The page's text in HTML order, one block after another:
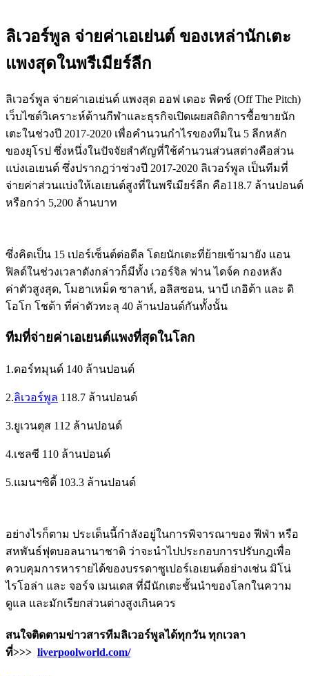
ลิเวอร์พูล จ่ายค่าเอเย่นต์ ของเหล่านักเตะ
แพงสุดในพรีเมียร์ลีก
ลิเวอร์พูล จ่ายค่าเอเย่นต์ แพงสุด ออฟ เดอะ พิตช์ (Off The Pitch)
เว็บไซต์วิเคราะห์ด้านกีฬาและธุรกิจเปิดเผยสถิติการซื้อขายนัก
เตะในช่วงปี 2017-2020 เพื่อคำนวนกำไรของทีมใน 5 ลีกหลัก
ของยุโรป ซึ่งหนึ่งในปัจจัยสำคัญที่ใช้คำนวนส่วนสต่างคือส่วน
แบ่งเอเยนต์ ซึ่งปรากฎว่าช่วงปี 2017-2020 ลิเวอร์พูล เป็นทีมที่
จ่ายค่าส่วนแบ่งให้เอเยนต์สูงที่ในพรีเมียร์ลีก คือ118.7 ล้านปอนด์
หรือกว่า 5,200 ล้านบาท
ซึ่งคิดเป็น 15 เปอร์เซ็นต์ต่อดีล โดยนักเตะที่ย้ายเข้ามายัง แอน
ฟิลด์ในช่วงเวลาดังกล่าวก็มีทั้ง เวอร์จิล ฟาน ไดจ์ค กองหลัง
ค่าตัวสูงสุด, โมฮาเหม็ด ซาลาห์, อลิสซอน, นาบี เกอิต้า และ ดิ
โอโก โชต้า ที่ค่าตัวทะลุ 40 ล้านปอนด์กันทั้งนั้น
ทีมที่จ่ายค่าเอเยนต์แพงที่สุดในโลก
1.ดอร์ทมุนด์ 140 ล้านปอนด์
2.ลิเวอร์พูล 118.7 ล้านปอนด์
3.ยูเวนตุส 112 ล้านปอนด์
4.เชลซี 110 ล้านปอนด์
5.แมนฯซิตี้ 103.3 ล้านปอนด์
อย่างไรก็ตาม ประเด็นนี้กำลังอยู่ในการพิจารณาของ ฟีฟ่า หรือ
สหพันธ์ฟุตบอลนานาชาติ ว่าจะนำไปประกอบการปรับกฎเพื่อ
ควบคุมการหารายได้ของบรรดาซูเปอร์เอเยนต์อย่างเช่น มิโน่
ไรโอล่า และ จอร์จ เมนเดส ที่มีนักเตะชั้นนำของโลกในความ
ดูแล และมักเรียกส่วนต่างสูงเกินควร
สนใจติดตามข่าวสารทีมลิเวอร์พูลได้ทุกวัน ทุกเวลา
ที่>>> liverpoolworld.com/